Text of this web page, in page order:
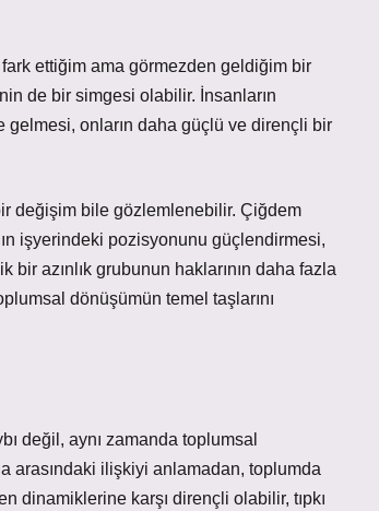
ettiğim ama görmezden geldiğim bir
de bir simgesi olabilir. İnsanların
onların daha güçlü ve dirençli bir
değişim bile gözlemlenebilir. Çiğdem
işyerindeki pozisyonunu güçlendirmesi,
azınlık grubunun haklarının daha fazla
dönüşümün temel taşlarını
değil, aynı zamanda toplumsal
arasındaki ilişkiyi anlamadan, toplumda
dinamiklerine karşı dirençli olabilir, tıpkı